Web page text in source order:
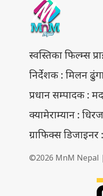
स्वस्तिका फिल्म्स
निर्देशक : मिलन
प्रधान सम्पादक :
क्यामेराम्यान :
ग्राफिक्स
©2026 MnM Nepal